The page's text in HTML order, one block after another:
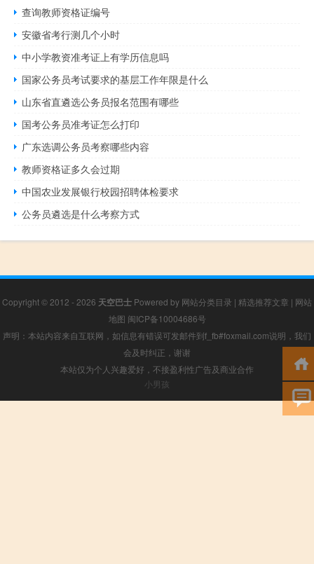
查询教师资格证编号
安徽省考行测几个小时
中小学教资准考证上有学历信息吗
国家公务员考试要求的基层工作年限是什么
山东省直遴选公务员报名范围有哪些
国考公务员准考证怎么打印
广东选调公务员考察哪些内容
教师资格证多久会过期
中国农业发展银行校园招聘体检要求
公务员遴选是什么考察方式
Copyright © 2012 - 2026 天空巴士 Powered by 网站分类目录 | 精选推荐文章 | 网站
地图 闽ICP备10004686号
声明：本站内容来自互联网，如信息有错误可发邮件到f_fb#foxmail.com说明，我们
会及时纠正，谢谢
本站仅为个人兴趣爱好，不接盈利性广告及商业合作
小男孩